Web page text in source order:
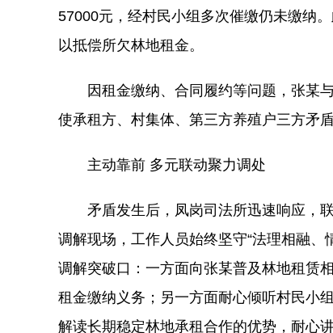
57000元，经村民小组多次催缴仍未缴纳
以抵偿所欠林地租金。
因租金缴纳、合同履约等问题，张某
使承租方、村集体、第三方养殖户三方矛
主动靠前 多元联动聚力调处
矛盾发生后，凤岗司法所迅速响应，
调解现场，工作人员始终坚守“法理相融
调解突破口：一方面向张某普及林地租赁
租金缴纳义务；另一方面耐心倾听村民小
解读长期稳定林地承租合作的优势，耐心